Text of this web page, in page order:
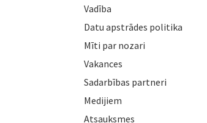
Vadība
Datu apstrādes politika
Mīti par nozari
Vakances
Sadarbības partneri
Medijiem
Atsauksmes